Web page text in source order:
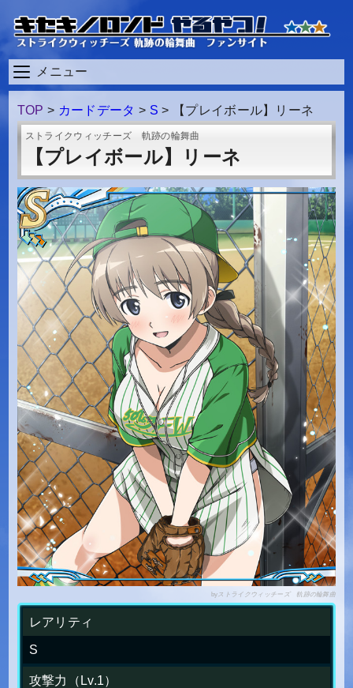
TOP > カードデータ > S > 【プレイボール】リーネ
ストライクウィッチーズ 軌跡の輪舞曲
【プレイボール】リーネ
byストライクウィッチーズ 軌跡の輪舞曲
レアリティ
S
攻撃力（Lv.1）
メニュー